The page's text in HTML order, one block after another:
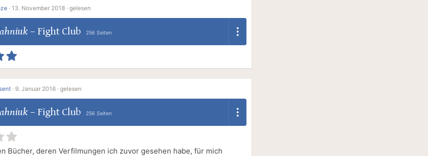
· 13. November 2018 · gelesen
– Fight Club 256 Seiten
· 9. Januar 2016 · gelesen
– Fight Club 256 Seiten
Bücher, deren Verfilmungen ich zuvor gesehen habe, für mich